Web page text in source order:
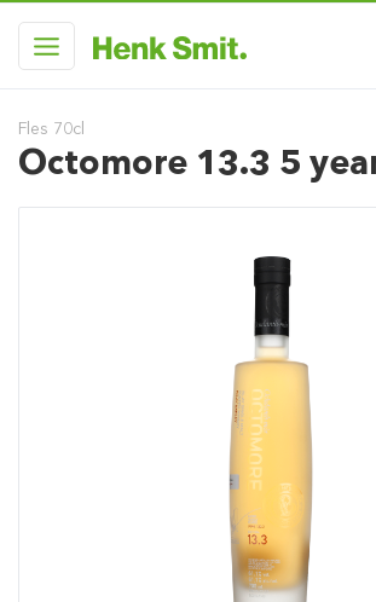
Fles 70cl
Octomore 13.3 5